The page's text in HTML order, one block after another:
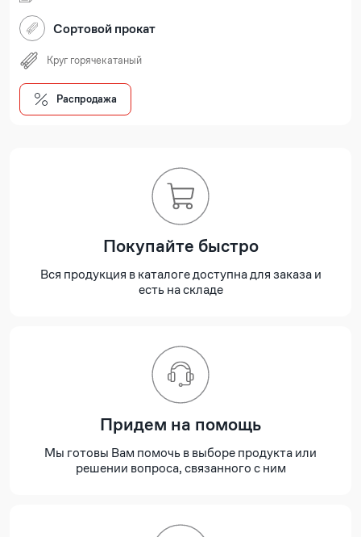
Сортовой прокат
Круг горячекатаный
Распродажа
Покупайте быстро
Вся продукция в каталоге доступна для заказа и
есть на складе
Придем на помощь
Мы готовы Вам помочь в выборе продукта или
решении вопроса, связанного с ним